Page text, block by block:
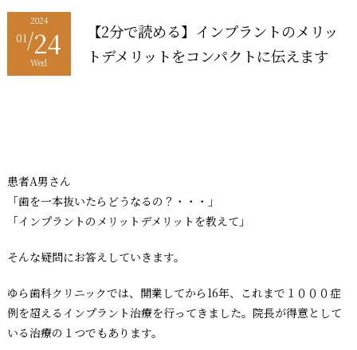
2024
01/24
Wed
【2分で読める】インプラントのメリッ
トデメリットをコンパクトに伝えます
患者A男さん
「歯を一本抜いたらどうなるの？・・・」
「インプラントのメリットデメリットを教えて」
そんな疑問にお答えしていきます。
ゆら歯科クリニックでは、開業してから16年、これまで１０００症
例を超えるインプラント治療を行ってきました。院長が得意として
いる治療の１つでもあります。